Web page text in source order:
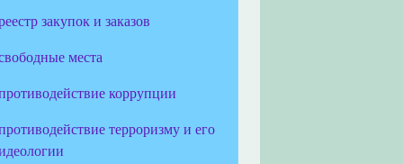
закупок и заказов
места
коррупции
терроризму и его